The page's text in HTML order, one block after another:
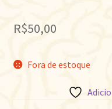
R$50,00
Fora de estoque